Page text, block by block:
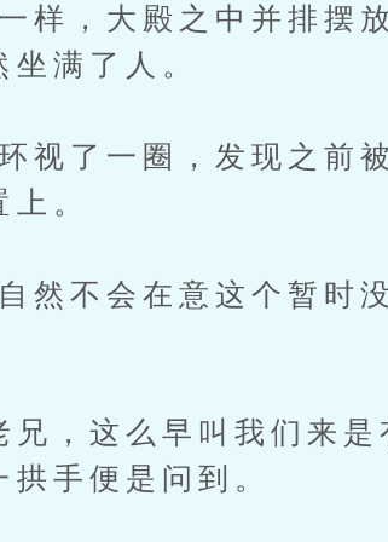
，大殿之中并排摆
满了人。
了一圈，发现之前
。
不会在意这个暂时
，这么早叫我们来是
手便是问到。